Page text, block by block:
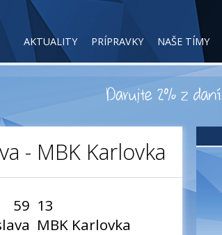
AKTUALITY PRÍPRAVKY NAŠE TÍMY
- MBK Karlovka
59 13
MBK Karlovka